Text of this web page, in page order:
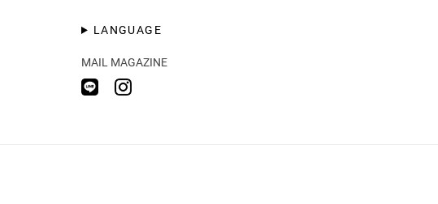
LANGUAGE
MAIL MAGAZINE